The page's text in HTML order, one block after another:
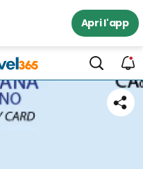
Apri l'app